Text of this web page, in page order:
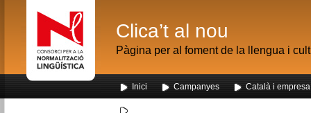
Clica’t al nou
Pàgina per al foment de la llengua i
Inici Campanyes Català i empresa